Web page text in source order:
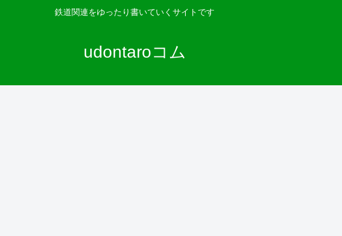
鉄道関連をゆったり書いていくサイトです
udontaroコム